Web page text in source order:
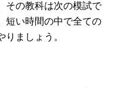
その教科は次の模試で
短い時間の中で全ての
ましょう。